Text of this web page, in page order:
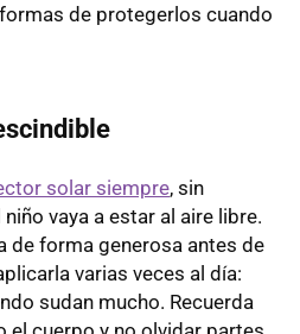
de protegerlos cuando
solar siempre, sin
vaya a estar al aire libre.
de forma generosa antes de
varias veces al día:
sudan mucho. Recuerda